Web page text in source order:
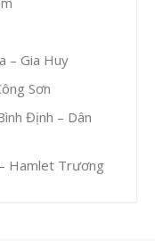
– Gia Huy
Sơn
Định – Dân
Hamlet Trương